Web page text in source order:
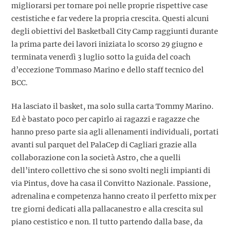
migliorarsi per tornare poi nelle proprie rispettive case
cestistiche e far vedere la propria crescita. Questi alcuni
degli obiettivi del Basketball City Camp raggiunti durante
la prima parte dei lavori iniziata lo scorso 29 giugno e
terminata venerdì 3 luglio sotto la guida del coach
d’eccezione Tommaso Marino e dello staff tecnico del
BCC.
Ha lasciato il basket, ma solo sulla carta Tommy Marino.
Ed è bastato poco per capirlo ai ragazzi e ragazze che
hanno preso parte sia agli allenamenti individuali, portati
avanti sul parquet del PalaCep di Cagliari grazie alla
collaborazione con la società Astro, che a quelli
dell’intero collettivo che si sono svolti negli impianti di
via Pintus, dove ha casa il Convitto Nazionale. Passione,
adrenalina e competenza hanno creato il perfetto mix per
tre giorni dedicati alla pallacanestro e alla crescita sul
piano cestistico e non. Il tutto partendo dalla base, da